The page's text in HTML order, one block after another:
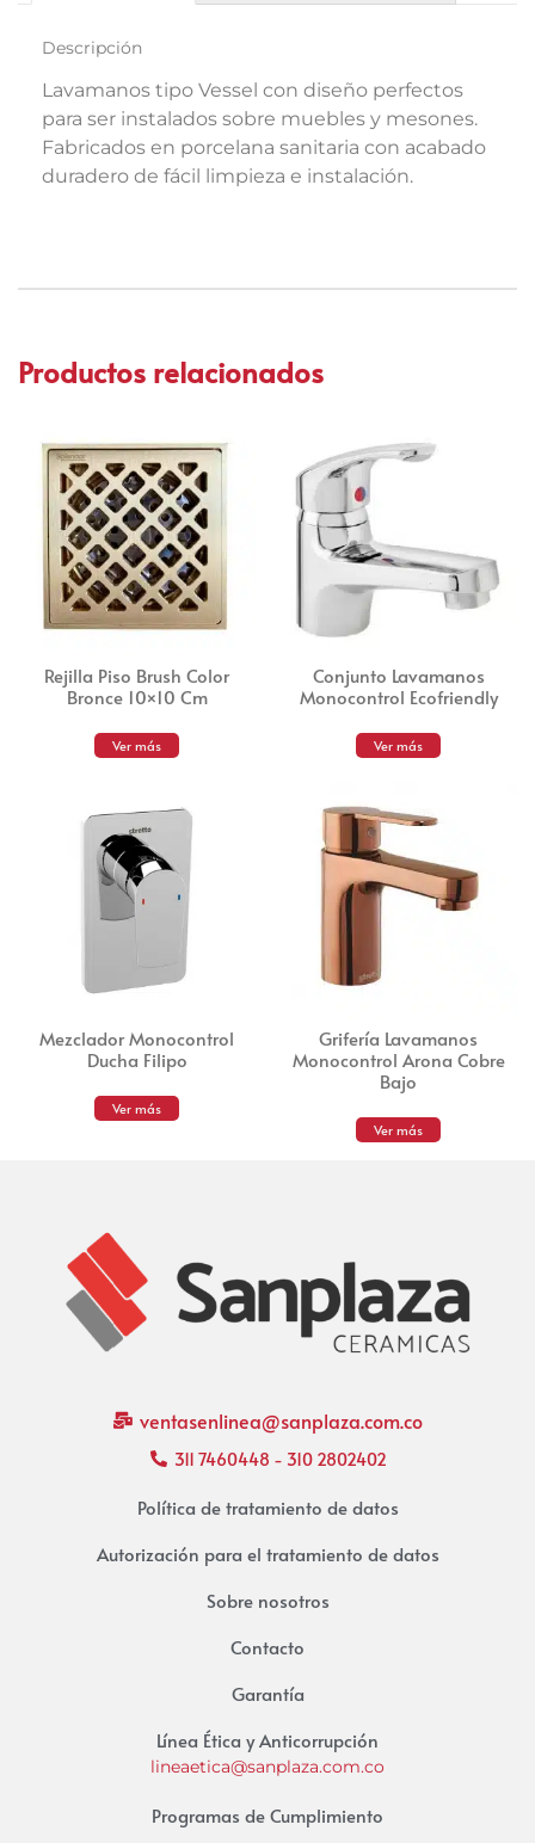
Descripción
Lavamanos tipo Vessel con diseño perfectos
para ser instalados sobre muebles y mesones.
Fabricados en porcelana sanitaria con acabado
duradero de fácil limpieza e instalación.
Productos relacionados
Rejilla Piso Brush Color
Bronce 10×10 Cm
Ver más
Conjunto Lavamanos
Monocontrol Ecofriendly
Ver más
Mezclador Monocontrol
Ducha Filipo
Ver más
Grifería Lavamanos
Monocontrol Arona Cobre
Bajo
Ver más
ventasenlinea@sanplaza.com.co
311 7460448 - 310 2802402
Política de tratamiento de datos
Autorización para el tratamiento de datos
Sobre nosotros
Contacto
Garantía
Línea Ética y Anticorrupción
lineaetica@sanplaza.com.co
Programas de Cumplimiento